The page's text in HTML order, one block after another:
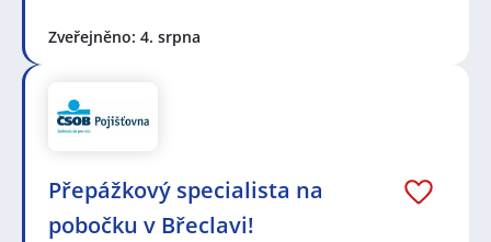
Zveřejněno: 4. srpna
Přepážkový specialista na
pobočku v Břeclavi!